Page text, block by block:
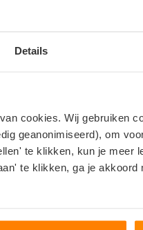
Details
cookies. Wij gebruiken
geanonimiseerd), om
te klikken, kun je meer
te klikken, ga je